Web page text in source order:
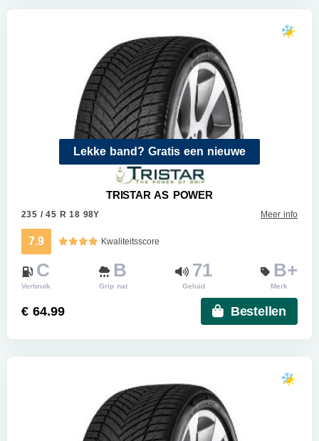
Lekke band? Gratis een nieuwe
TRISTAR AS POWER
235 / 45 R 18 98Y Meer info
7.9 Kwaliteitsscore
C
Verbruik
B
Grip nat
71
Geluid
B+
Merk
€ 64.99 Bestellen